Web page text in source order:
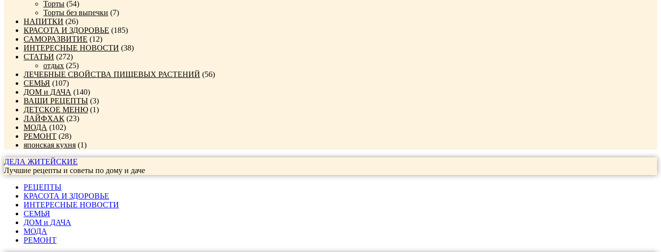
Торты (54)
Торты без выпечки (7)
НАПИТКИ (26)
КРАСОТА И ЗДОРОВЬЕ (185)
САМОРАЗВИТИЕ (12)
ИНТЕРЕСНЫЕ НОВОСТИ (38)
СТАТЬИ (272)
отдых (25)
ЛЕЧЕБНЫЕ СВОЙСТВА ПИЩЕВЫХ РАСТЕНИЙ (56)
СЕМЬЯ (107)
ДОМ и ДАЧА (140)
ВАШИ РЕЦЕПТЫ (3)
ДЕТСКОЕ МЕНЮ (1)
ЛАЙФХАК (23)
МОДА (102)
РЕМОНТ (28)
японская кухня (1)
ДЕЛА ЖИТЕЙСКИЕ
Лучшие рецепты и советы по дому и даче
РЕЦЕПТЫ
КРАСОТА И ЗДОРОВЬЕ
ИНТЕРЕСНЫЕ НОВОСТИ
СЕМЬЯ
ДОМ и ДАЧА
МОДА
РЕМОНТ